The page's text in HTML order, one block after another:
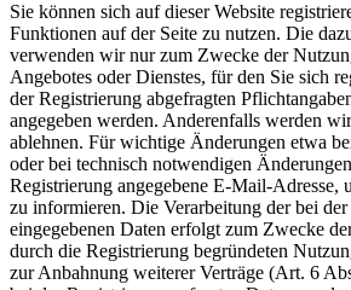
Sie können sich auf dieser Website
Funktionen auf der Seite zu nutzen. Die
verwenden wir nur zum Zwecke der
Angebotes oder Dienstes, für den Sie sich
der Registrierung abgefragten
angegeben werden. Anderenfalls werden
ablehnen. Für wichtige Änderungen etwa
oder bei technisch notwendigen
Registrierung angegebene E-Mail-Adresse,
zu informieren. Die Verarbeitung der bei
eingegebenen Daten erfolgt zum Zwecke
durch die Registrierung begründeten
zur Anbahnung weiterer Verträge (Art. 6